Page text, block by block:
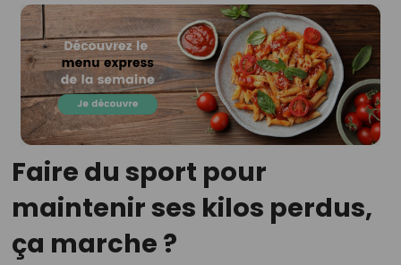
Faire du sport pour
maintenir ses kilos perdus,
ça marche ?